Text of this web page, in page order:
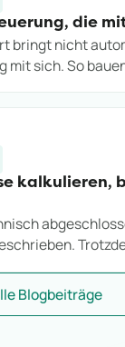
die
bringt nicht
mit sich. So
statt es an
kalkulieren,
sie zum stillen
Blogbeiträge